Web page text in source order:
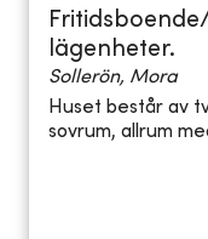
lägenheter.
Sollerön, Mora
Huset består av
sovrum, allrum